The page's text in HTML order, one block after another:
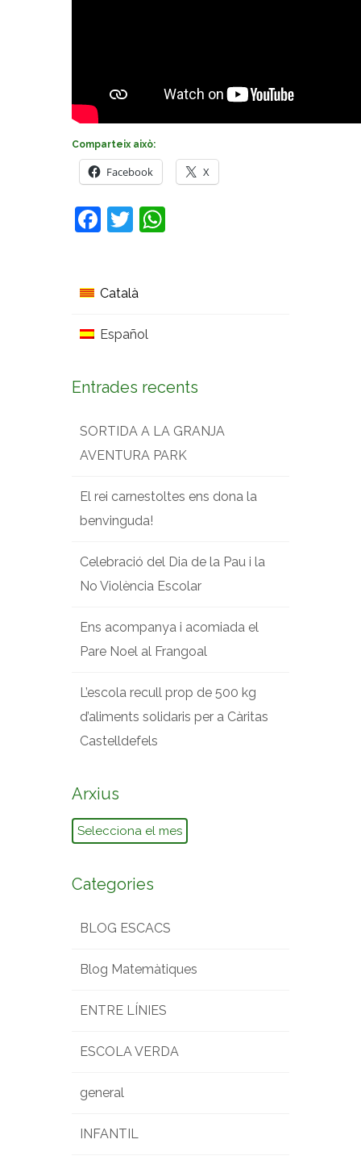
Comparteix això:
Facebook X
Facebook
Twitter
Català
Español
Entrades recents
SORTIDA A LA GRANJA
AVENTURA PARK
El rei carnestoltes ens dona la
benvinguda!
Celebració del Dia de la Pau i la
No Violència Escolar
Ens acompanya i acomiada el
Pare Noel al Frangoal
L’escola recull prop de 500 kg
d’aliments solidaris per a Càritas
Castelldefels
Arxius
Arxius
Categories
BLOG ESCACS
Blog Matemàtiques
ENTRE LÍNIES
ESCOLA VERDA
general
INFANTIL